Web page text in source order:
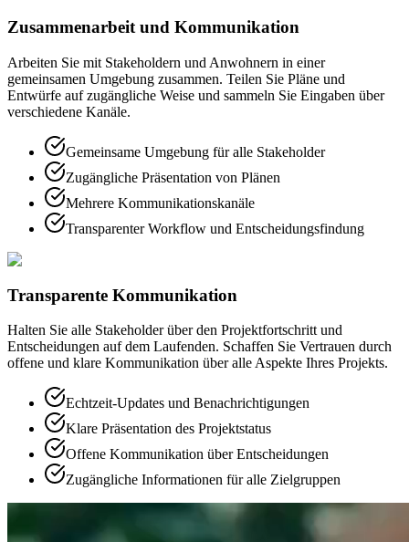
Zusammenarbeit und Kommunikation
Arbeiten Sie mit Stakeholdern und Anwohnern in einer
gemeinsamen Umgebung zusammen. Teilen Sie Pläne und
Entwürfe auf zugängliche Weise und sammeln Sie Eingaben über
verschiedene Kanäle.
Gemeinsame Umgebung für alle Stakeholder
Zugängliche Präsentation von Plänen
Mehrere Kommunikationskanäle
Transparenter Workflow und Entscheidungsfindung
Transparente Kommunikation
Halten Sie alle Stakeholder über den Projektfortschritt und
Entscheidungen auf dem Laufenden. Schaffen Sie Vertrauen durch
offene und klare Kommunikation über alle Aspekte Ihres Projekts.
Echtzeit-Updates und Benachrichtigungen
Klare Präsentation des Projektstatus
Offene Kommunikation über Entscheidungen
Zugängliche Informationen für alle Zielgruppen